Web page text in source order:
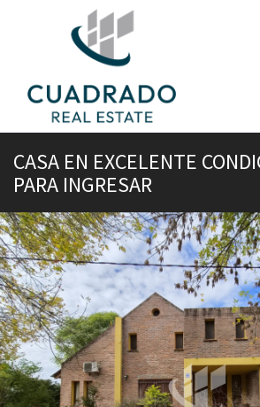
CASA EN EXCELENTE
PARA INGRESAR